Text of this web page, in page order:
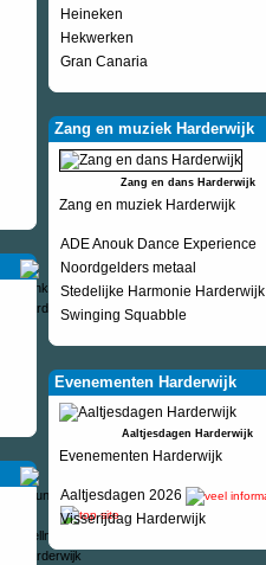
Heineken
Hekwerken
Gran Canaria
Zang en muziek Harderwijk
Zang en dans Harderwijk
Zang en muziek Harderwijk
ADE Anouk Dance Experience
Noordgelders metaal
Stedelijke Harmonie Harderwijk
Swinging Squabble
Evenementen Harderwijk
Aaltjesdagen Harderwijk
Evenementen Harderwijk
Aaltjesdagen 2026
Visserijdag Harderwijk